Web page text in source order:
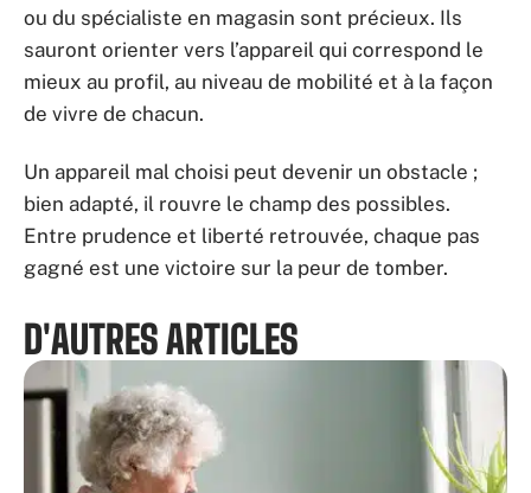
ou du spécialiste en magasin sont précieux. Ils
sauront orienter vers l’appareil qui correspond le
mieux au profil, au niveau de mobilité et à la façon
de vivre de chacun.
Un appareil mal choisi peut devenir un obstacle ;
bien adapté, il rouvre le champ des possibles.
Entre prudence et liberté retrouvée, chaque pas
gagné est une victoire sur la peur de tomber.
D'AUTRES ARTICLES